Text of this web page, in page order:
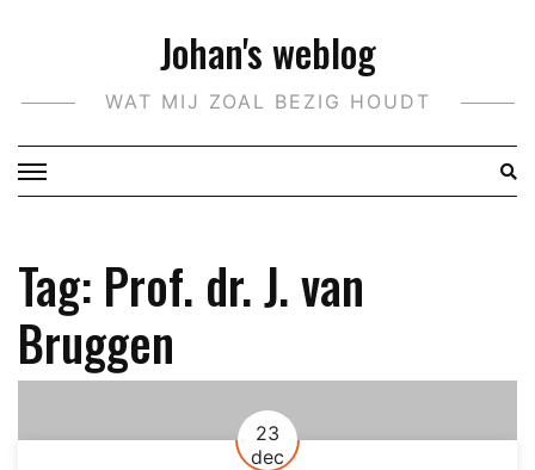
Johan's weblog
WAT MIJ ZOAL BEZIG HOUDT
Tag: Prof. dr. J. van
Bruggen
23
dec